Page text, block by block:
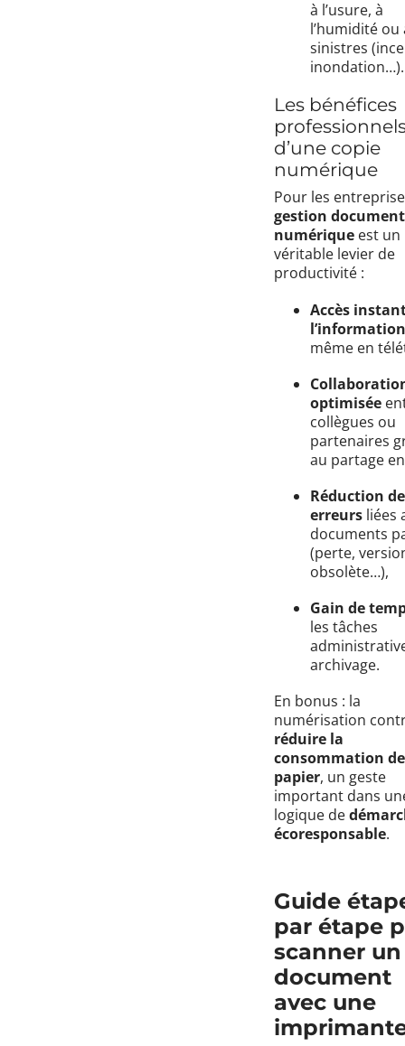
à l’usure, à
l’humidité ou
sinistres
inondation…).
Les bénéfices
d’une copie
numérique
Pour les
gestion
numérique est un
véritable levier de
productivité :
Accès
l’information
même en
optimisée
collègues ou
partenaires
au partage
Réduction
erreurs liées
documents
(perte,
obsolète…),
Gain de
les tâches
archivage.
En bonus : la
numérisation
réduire la
consommation de
papier, un geste
important dans
logique de
écoresponsable.
Guide
par étape
scanner un
document
avec une